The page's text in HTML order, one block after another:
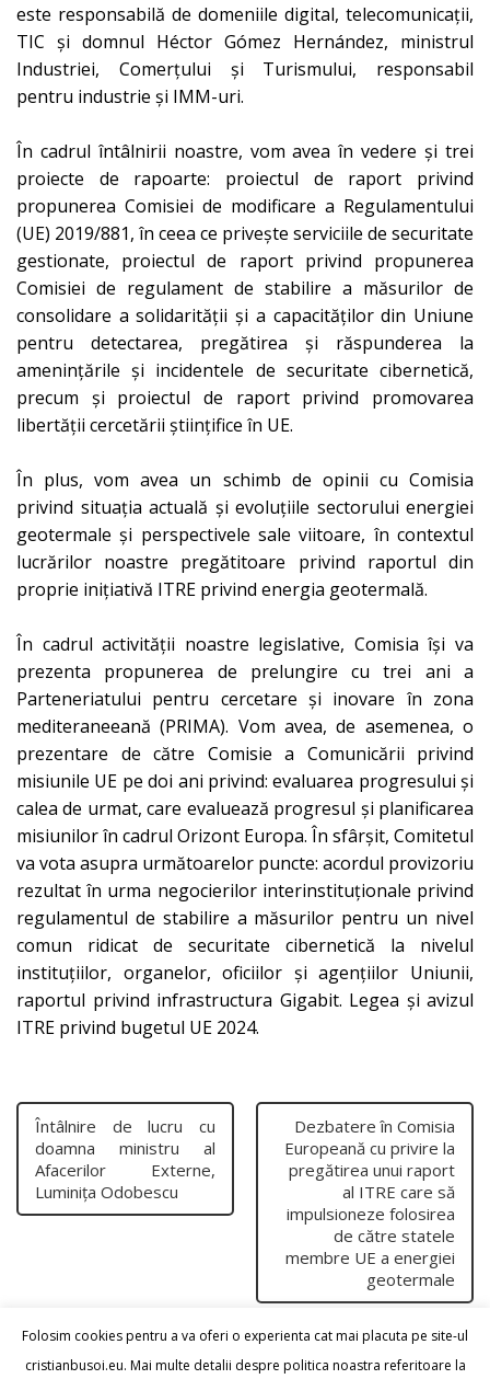
este responsabilă de domeniile digital, telecomunicații,
TIC și domnul Héctor Gómez Hernández, ministrul
Industriei, Comerțului și Turismului, responsabil
pentru industrie și IMM-uri.
În cadrul întâlnirii noastre, vom avea în vedere și trei
proiecte de rapoarte: proiectul de raport privind
propunerea Comisiei de modificare a Regulamentului
(UE) 2019/881, în ceea ce privește serviciile de securitate
gestionate, proiectul de raport privind propunerea
Comisiei de regulament de stabilire a măsurilor de
consolidare a solidarității și a capacităților din Uniune
pentru detectarea, pregătirea și răspunderea la
amenințările și incidentele de securitate cibernetică,
precum și proiectul de raport privind promovarea
libertății cercetării științifice în UE.
În plus, vom avea un schimb de opinii cu Comisia
privind situația actuală și evoluțiile sectorului energiei
geotermale și perspectivele sale viitoare, în contextul
lucrărilor noastre pregătitoare privind raportul din
proprie inițiativă ITRE privind energia geotermală.
În cadrul activității noastre legislative, Comisia își va
prezenta propunerea de prelungire cu trei ani a
Parteneriatului pentru cercetare și inovare în zona
mediteraneeană (PRIMA). Vom avea, de asemenea, o
prezentare de către Comisie a Comunicării privind
misiunile UE pe doi ani privind: evaluarea progresului și
calea de urmat, care evaluează progresul și planificarea
misiunilor în cadrul Orizont Europa. În sfârșit, Comitetul
va vota asupra următoarelor puncte: acordul provizoriu
rezultat în urma negocierilor interinstituționale privind
regulamentul de stabilire a măsurilor pentru un nivel
comun ridicat de securitate cibernetică la nivelul
instituțiilor, organelor, oficiilor și agențiilor Uniunii,
raportul privind infrastructura Gigabit. Legea și avizul
ITRE privind bugetul UE 2024.
Întâlnire de lucru cu
doamna ministru al
Afacerilor Externe,
Luminița Odobescu
Dezbatere în Comisia
Europeană cu privire la
pregătirea unui raport
al ITRE care să
impulsioneze folosirea
de către statele
membre UE a energiei
geotermale
Folosim cookies pentru a va oferi o experienta cat mai placuta pe site-ul
cristianbusoi.eu. Mai multe detalii despre politica noastra referitoare la